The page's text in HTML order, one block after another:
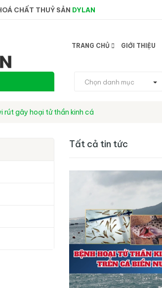
CHẤT THUỶ SẢN DYLAN
TRANG CHỦ GIỚI THIỆU
Chọn danh mục
rút gây hoại tử thần kinh cá
Tất cả tin tức